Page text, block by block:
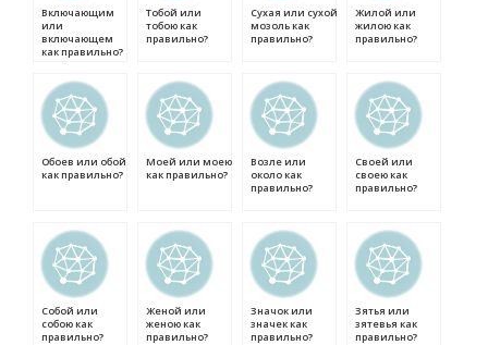
Включающим
или
включающем
как правильно?
Тобой или
тобою как
правильно?
Сухая или сухой
мозоль как
правильно?
Жилой или
жилою как
правильно?
Обоев или обой
как правильно?
Моей или моею
как правильно?
Возле или
около как
правильно?
Своей или
своею как
правильно?
Собой или
собою как
правильно?
Женой или
женою как
правильно?
Значок или
значек как
правильно?
Зятья или
зятевья как
правильно?